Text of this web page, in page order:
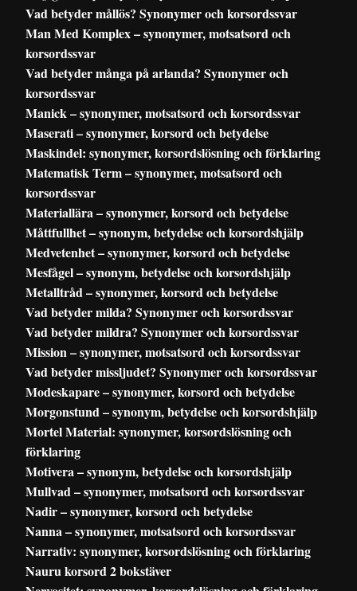
Vad betyder mållös? Synonymer och korsordssvar
Man Med Komplex – synonymer, motsatsord och
korsordssvar
Vad betyder många på arlanda? Synonymer och
korsordssvar
Manick – synonymer, motsatsord och korsordssvar
Maserati – synonymer, korsord och betydelse
Maskindel: synonymer, korsordslösning och förklaring
Matematisk Term – synonymer, motsatsord och
korsordssvar
Materiallära – synonymer, korsord och betydelse
Måttfullhet – synonym, betydelse och korsordshjälp
Medvetenhet – synonymer, korsord och betydelse
Mesfågel – synonym, betydelse och korsordshjälp
Metalltråd – synonymer, korsord och betydelse
Vad betyder milda? Synonymer och korsordssvar
Vad betyder mildra? Synonymer och korsordssvar
Mission – synonymer, motsatsord och korsordssvar
Vad betyder missljudet? Synonymer och korsordssvar
Modeskapare – synonymer, korsord och betydelse
Morgonstund – synonym, betydelse och korsordshjälp
Mortel Material: synonymer, korsordslösning och
förklaring
Motivera – synonym, betydelse och korsordshjälp
Mullvad – synonymer, motsatsord och korsordssvar
Nadir – synonymer, korsord och betydelse
Nanna – synonymer, motsatsord och korsordssvar
Narrativ: synonymer, korsordslösning och förklaring
Nauru korsord 2 bokstäver